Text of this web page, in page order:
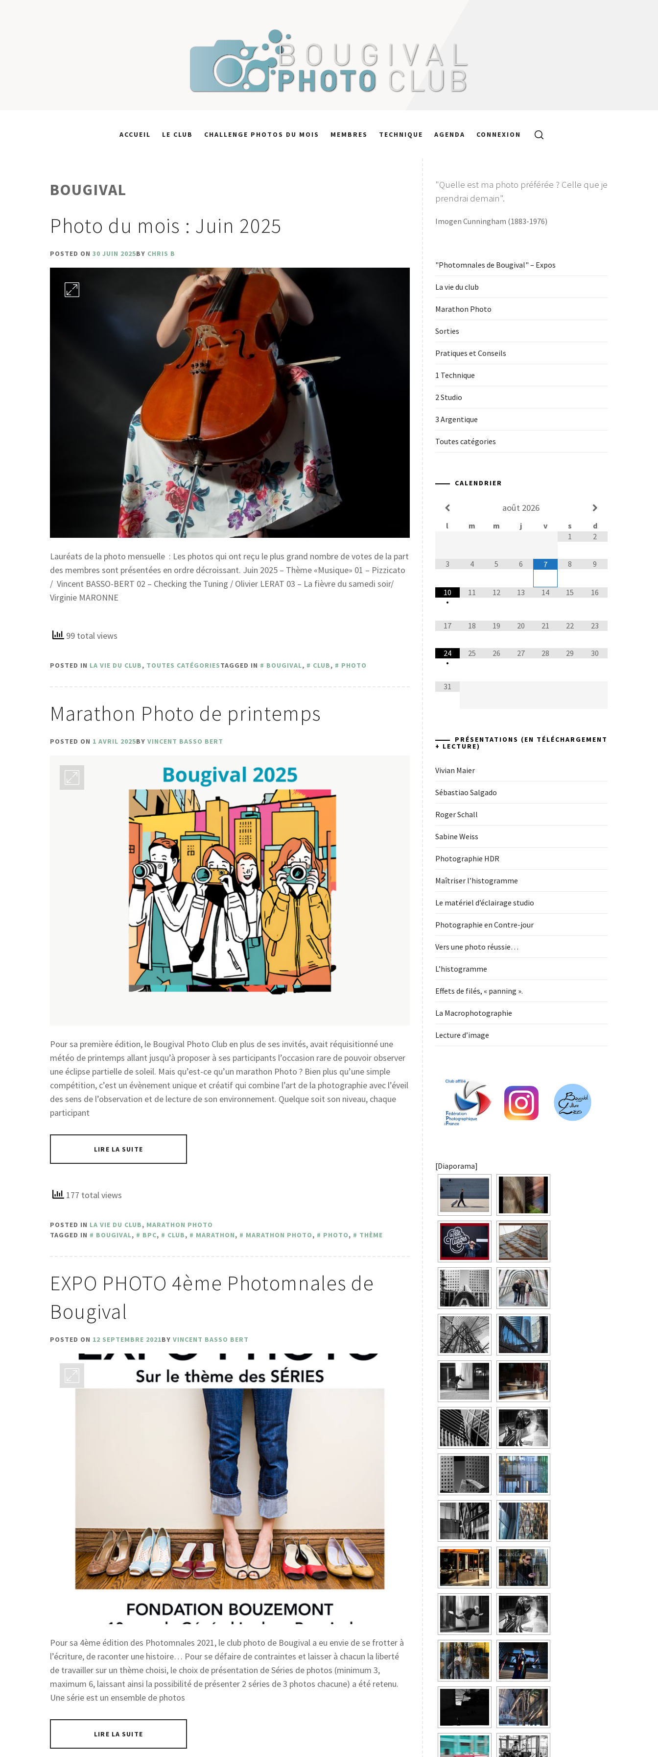
ACCUEIL LE CLUB CHALLENGE PHOTOS DU MOIS MEMBRES TECHNIQUE AGENDA CONNEXION
BOUGIVAL
Photo du mois : Juin 2025
POSTED ON 30 JUIN 2025BY CHRIS B
Lauréats de la photo mensuelle : Les photos qui ont reçu le plus grand nombre de votes de la part
des membres sont présentées en ordre décroissant. Juin 2025 – Thème «Musique» 01 – Pizzicato
/ Vincent BASSO-BERT 02 – Checking the Tuning / Olivier LERAT 03 – La fièvre du samedi soir/
Virginie MARONNE
99 total views
POSTED IN LA VIE DU CLUB, TOUTES CATÉGORIESTAGGED IN BOUGIVAL, CLUB, PHOTO
Marathon Photo de printemps
POSTED ON 1 AVRIL 2025BY VINCENT BASSO BERT
Pour sa première édition, le Bougival Photo Club en plus de ses invités, avait réquisitionné une
météo de printemps allant jusqu’à proposer à ses participants l’occasion rare de pouvoir observer
une éclipse partielle de soleil. Mais qu’est-ce qu’un marathon Photo ? Bien plus qu’une simple
compétition, c’est un évènement unique et créatif qui combine l’art de la photographie avec l’éveil
des sens de l’observation et de lecture de son environnement. Quelque soit son niveau, chaque
participant
LIRE LA SUITE
177 total views
POSTED IN LA VIE DU CLUB, MARATHON PHOTO
TAGGED IN
BOUGIVAL, BPC, CLUB, MARATHON, MARATHON PHOTO, PHOTO, THÈME
EXPO PHOTO 4ème Photomnales de
Bougival
POSTED ON 12 SEPTEMBRE 2021BY VINCENT BASSO BERT
Pour sa 4ème édition des Photomnales 2021, le club photo de Bougival a eu envie de se frotter à
l’écriture, de raconter une histoire… Pour se défaire de contraintes et laisser à chacun la liberté
de travailler sur un thème choisi, le choix de présentation de Séries de photos (minimum 3,
maximum 6, laissant ainsi la possibilité de présenter 2 séries de 3 photos chacune) a été retenu.
Une série est un ensemble de photos
LIRE LA SUITE
"Quelle est ma photo préférée ? Celle que je
prendrai demain".
Imogen Cunningham (1883-1976)
"Photomnales de Bougival" – Expos
La vie du club
Marathon Photo
Sorties
Pratiques et Conseils
1 Technique
2 Studio
3 Argentique
Toutes catégories
CALENDRIER
août 2026
l m m j v s
d
1
2
3 4 5 6 7 8 9
10
•
11 12 13 14 15 16
17 18 19 20 21 22 23
24
•
25 26 27 28 29 30
31
PRÉSENTATIONS (EN TÉLÉCHARGEMENT
+ LECTURE)
Vivian Maier
Sébastiao Salgado
Roger Schall
Sabine Weiss
Photographie HDR
Maîtriser l’histogramme
Le matériel d’éclairage studio
Photographie en Contre-jour
Vers une photo réussie…
L’histogramme
Effets de filés, « panning ».
La Macrophotographie
Lecture d’image
[Diaporama]